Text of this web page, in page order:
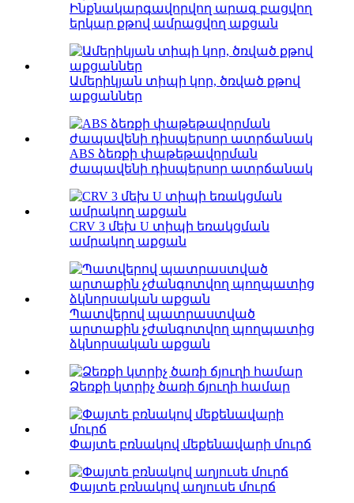
Ինքնակարգավորվող արագ բացվող
երկար քթով ամրացվող աքցան
Ամերիկյան տիպի կոր, ծռված քթով
աքցաններ
ABS ձեռքի փաթեթավորման
ժապավենի դիսպերսոր ատրճանակ
CRV 3 մեխ U տիպի եռակցման
ամրակող աքցան
Պատվերով պատրաստված
արտաքին չժանգոտվող պողպատից
ձկնորսական աքցան
Ձեռքի կտրիչ ծառի ճյուղի համար
Փայտե բռնակով մեքենավարի մուրճ
Փայտե բռնակով աղյուսե մուրճ